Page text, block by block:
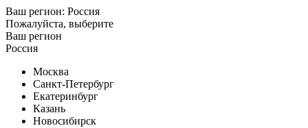
Ваш регион: Россия
Пожалуйста, выберите
Ваш регион
Россия
Москва
Санкт-Петербург
Екатеринбург
Казань
Новосибирск